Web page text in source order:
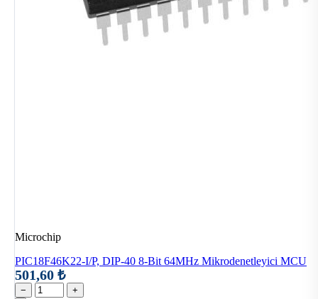
Microchip
PIC18F46K22-I/P, DIP-40 8-Bit 64MHz Mikrodenetleyici MCU
501,60 ₺
− +